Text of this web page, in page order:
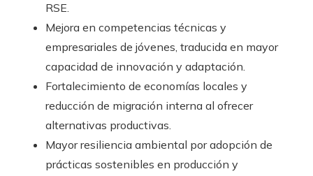
RSE.
Mejora en competencias técnicas y
empresariales de jóvenes, traducida en mayor
capacidad de innovación y adaptación.
Fortalecimiento de economías locales y
reducción de migración interna al ofrecer
alternativas productivas.
Mayor resiliencia ambiental por adopción de
prácticas sostenibles en producción y